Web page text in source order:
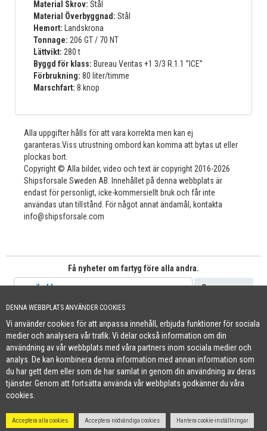
DENNA WEBBPLATS ANVÄNDER COOKIES
Vi använder cookies för att anpassa innehåll, erbjuda funktioner för sociala
medier och analysera vår trafik. Vi delar också information om din
användning av vår webbplats med våra partners inom sociala medier och
analys. De kan kombinera denna information med annan information som
du har gett dem eller som de har samlat in genom din användning av deras
tjänster. Genom att fortsätta använda vår webbplats godkänner du våra
cookies.
Acceptera alla cookies Acceptera nödvändiga cookies Hantera cookie-inställningar
Material Skrov: Stål
Material Överbyggnad: Stål
Hemort: Landskrona
Tonnage: 206 GT / 70 NT
Lättvikt: 280 t
Byggd för klass: Bureau Veritas +1 3/3 R.1.1 ”ICE”
Förbrukning: 80 liter/timme
Marschfart: 8 knop
Alla uppgifter hålls för att vara korrekta men kan ej
garanteras.Viss utrustning ombord kan komma att bytas ut eller
plockas bort.
Copyright © Alla bilder, video och text är copyright 2016-2026
Shipsforsale Sweden AB. Innehållet på denna webbplats är
endast för personligt, icke-kommersiellt bruk och får inte
användas utan tillstånd. För något annat ändamål, kontakta
info@shipsforsale.com
Få nyheter om fartyg före alla andra.
Cookie Policy
+46 (0)8-641 96 71|INFO@SHIPSFORSALE.COM|WWW.SHIPSFORSALE.COM
JOHAN@SHIPSFORSALE.COM |PATRIK@SHIPSFORSALE.COM